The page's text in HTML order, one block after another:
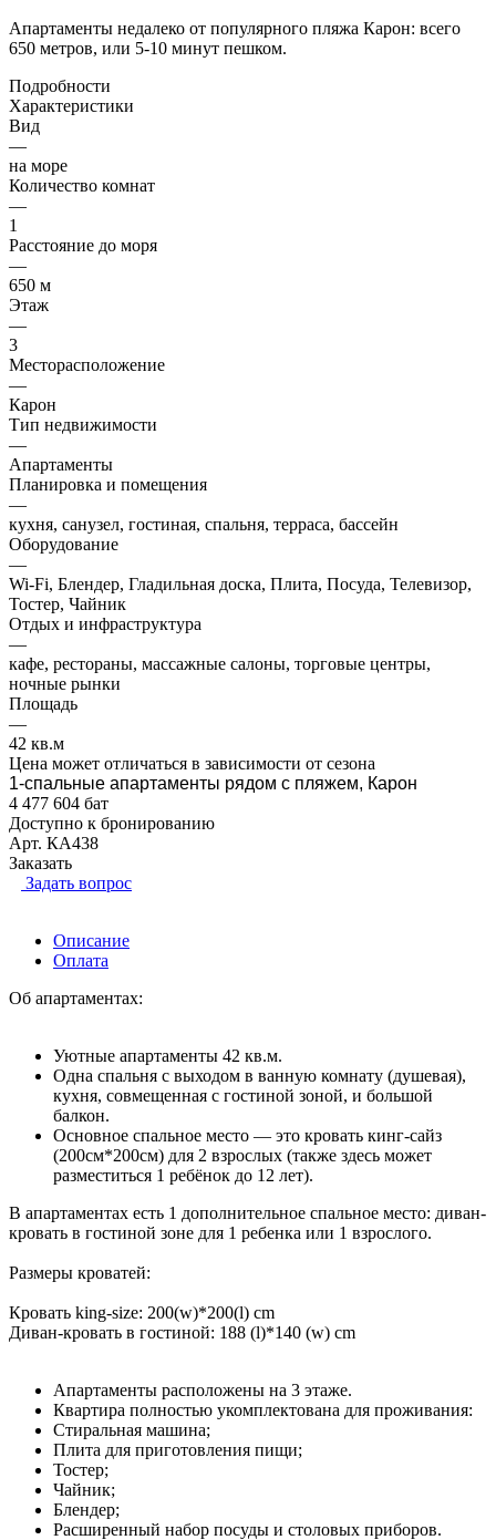
Апартаменты недалеко от популярного пляжа Карон: всего
650 метров, или 5-10 минут пешком.
Подробности
Характеристики
Вид
—
на море
Количество комнат
—
1
Расстояние до моря
—
650 м
Этаж
—
3
Месторасположение
—
Карон
Тип недвижимости
—
Апартаменты
Планировка и помещения
—
кухня, санузел, гостиная, спальня, терраса, бассейн
Оборудование
—
Wi-Fi, Блендер, Гладильная доска, Плита, Посуда, Телевизор,
Тостер, Чайник
Отдых и инфраструктура
—
кафе, рестораны, массажные салоны, торговые центры,
ночные рынки
Площадь
—
42 кв.м
Цена может отличаться в зависимости от сезона
1-спальные апартаменты рядом с пляжем, Карон
4 477 604 бат
Доступно к бронированию
Арт. КА438
Заказать
Задать вопрос
Описание
Оплата
Об апартаментах:
Уютные апартаменты 42 кв.м.
Одна спальня с выходом в ванную комнату (душевая),
кухня, совмещенная с гостиной зоной, и большой
балкон.
Основное спальное место — это кровать кинг-сайз
(200см*200см) для 2 взрослых (также здесь может
разместиться 1 ребёнок до 12 лет).
В апартаментах есть 1 дополнительное спальное место: диван-
кровать в гостиной зоне для 1 ребенка или 1 взрослого.
Размеры кроватей:
Кровать king-size: 200(w)*200(l) cm
Диван-кровать в гостиной: 188 (l)*140 (w) cm
Апартаменты расположены на 3 этаже.
Квартира полностью укомплектована для проживания:
Стиральная машина;
Плита для приготовления пищи;
Тостер;
Чайник;
Блендер;
Расширенный набор посуды и столовых приборов.